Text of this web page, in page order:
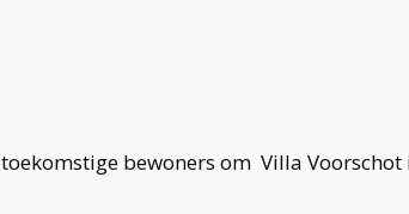
bewoners om Villa